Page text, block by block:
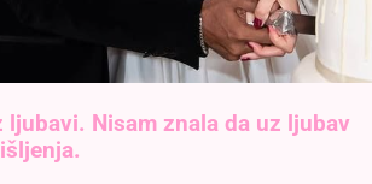
ljubavi. Nisam znala da uz ljubav